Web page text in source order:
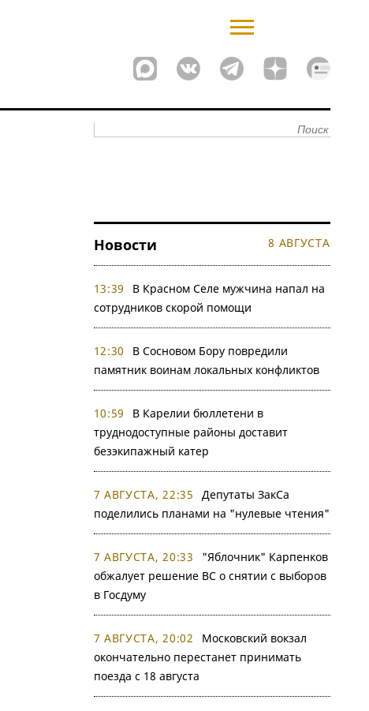
Новости 8 АВГУСТА
13:39
В Красном Селе мужчина напал на
сотрудников скорой помощи
12:30
В Сосновом Бору повредили
памятник воинам локальных конфликтов
10:59
В Карелии бюллетени в
труднодоступные районы доставит
безэкипажный катер
7 АВГУСТА, 22:35
Депутаты ЗакСа
поделились планами на "нулевые чтения"
7 АВГУСТА, 20:33
"Яблочник" Карпенков
обжалует решение ВС о снятии с выборов
в Госдуму
7 АВГУСТА, 20:02
Московский вокзал
окончательно перестанет принимать
поезда с 18 августа